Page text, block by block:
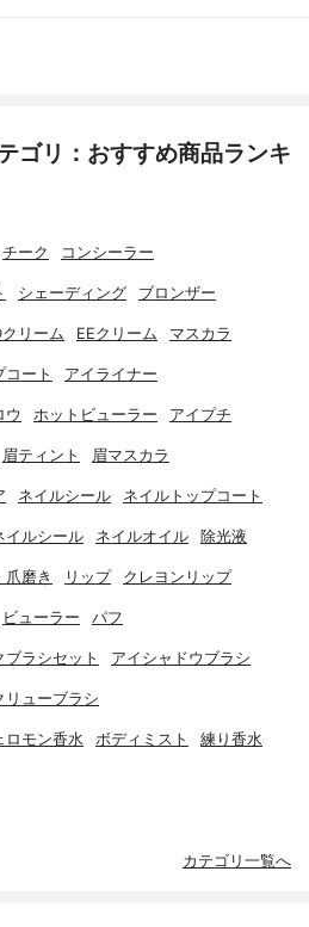
ゴリ：おすすめ商品ランキ
チーク コンシーラー
シェーディング ブロンザー
クリーム EEクリーム マスカラ
コート アイライナー
ウ ホットビューラー アイプチ
眉ティント 眉マスカラ
ネイルシール ネイルトップコート
イルシール ネイルオイル 除光液
爪磨き リップ クレヨンリップ
ビューラー パフ
ブラシセット アイシャドウブラシ
リューブラシ
ロモン香水 ボディミスト 練り香水
カテゴリ一覧へ